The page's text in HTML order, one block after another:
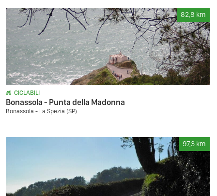
82,8 km
CICLABILI
Bonassola - Punta della Madonna
Bonassola - La Spezia (SP)
97,3 km